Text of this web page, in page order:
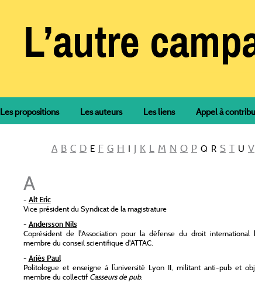
Les propositions Les auteurs Les liens Appel à
A B C D E F G H I J K L M N O P Q R S T U V
A
- Alt Eric
Vice président du Syndicat de la magistrature
- Andersson Nils
Coprésident del'Association pour la défense du droit international
membre du conseil scientifique d'ATTAC.
- Ariès Paul
Politologue et enseigne à l’université Lyon II, militant anti-pub et
membre du collectifCasseurs de pub.